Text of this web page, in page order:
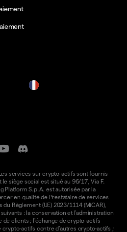
services sur crypto-actifs sont fournis
siège social est situé au 96/17, Via F.
Platform S.p.A. est autorisée par la
en qualité de Prestataire de services
du Règlement (UE) 2023/1114 (MiCAR),
: la conservation et l'administration
clients ; l'échange de crypto-actifs
crypto-actifs contre d'autres crypto-actifs ;